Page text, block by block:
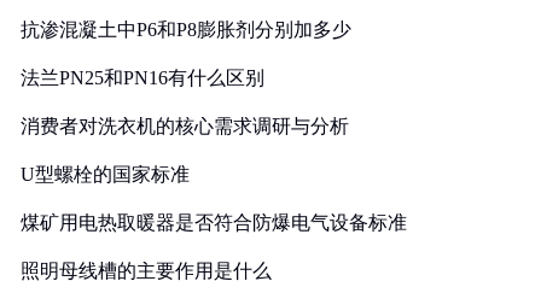
抗渗混凝土中P6和P8膨胀剂分别加多少
法兰PN25和PN16有什么区别
消费者对洗衣机的核心需求调研与分析
U型螺栓的国家标准
煤矿用电热取暖器是否符合防爆电气设备标准
照明母线槽的主要作用是什么